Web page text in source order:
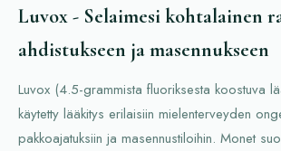
Luvox - Selaimesi kohtalainen
ahdistukseen ja masennukseen
Luvox (4.5-grammista fluoriksesta koostuva
käytetty lääkitys erilaisiin mielenterveyden
pakkoajatuksiin ja masennustiloihin. Monet